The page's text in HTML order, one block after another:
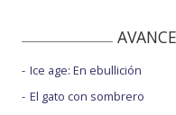
Ice age: En ebullición
El gato con sombrero